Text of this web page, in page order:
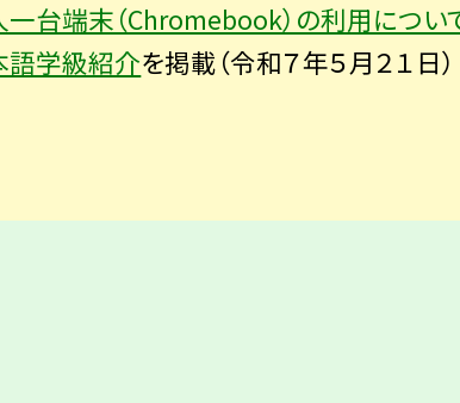
一台端末（Chromebook）の利用につい
語学級紹介を掲載（令和７年５月２１日）